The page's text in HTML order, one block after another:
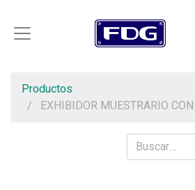
Productos
EXHIBIDOR MUESTRARIO